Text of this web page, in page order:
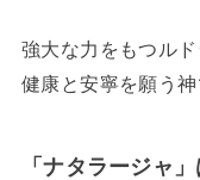
強大な力をもつル
健康と安寧を願う
「ナタラージャ